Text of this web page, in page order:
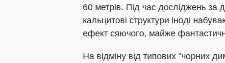
60 метрів. Під час досліджень за
кальцитові структури іноді
ефект сяючого, майже
На відміну від типових "чорних